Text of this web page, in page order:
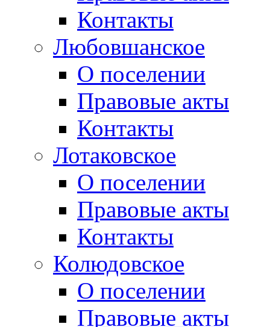
Контакты
Любовшанское
О поселении
Правовые акты
Контакты
Лотаковское
О поселении
Правовые акты
Контакты
Колюдовское
О поселении
Правовые акты